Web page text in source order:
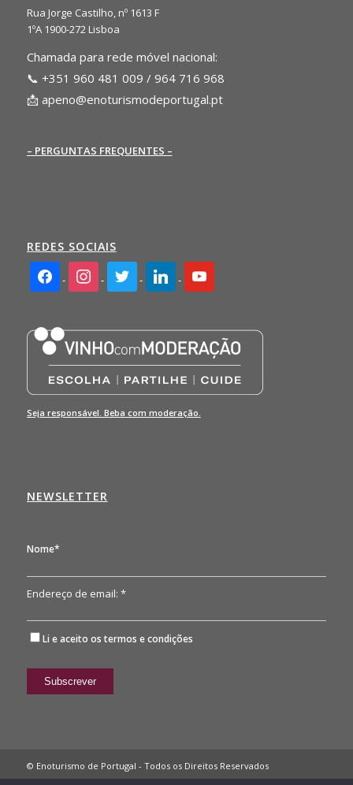
Rua Jorge Castilho, nº 1613 F
1ºA 1900-272 Lisboa
Chamada para rede móvel nacional:
📞 +351 960 481 009 / 964 716 968
📩 apeno@enoturismodeportugal.pt
– PERGUNTAS FREQUENTES –
REDES SOCIAIS
facebook2instagramtwitter linkedin youtube
Seja responsável. Beba com moderação.
NEWSLETTER
Nome*
Endereço de email: *
Li e aceito os termos e condições
© Enoturismo de Portugal - Todos os Direitos Reservados
Política de Privacidade